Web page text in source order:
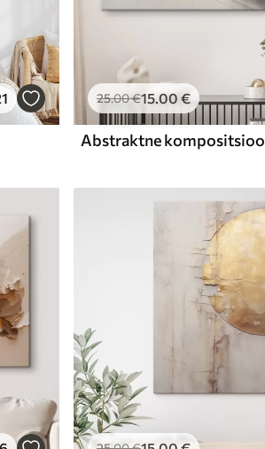
25.00€15.00 €